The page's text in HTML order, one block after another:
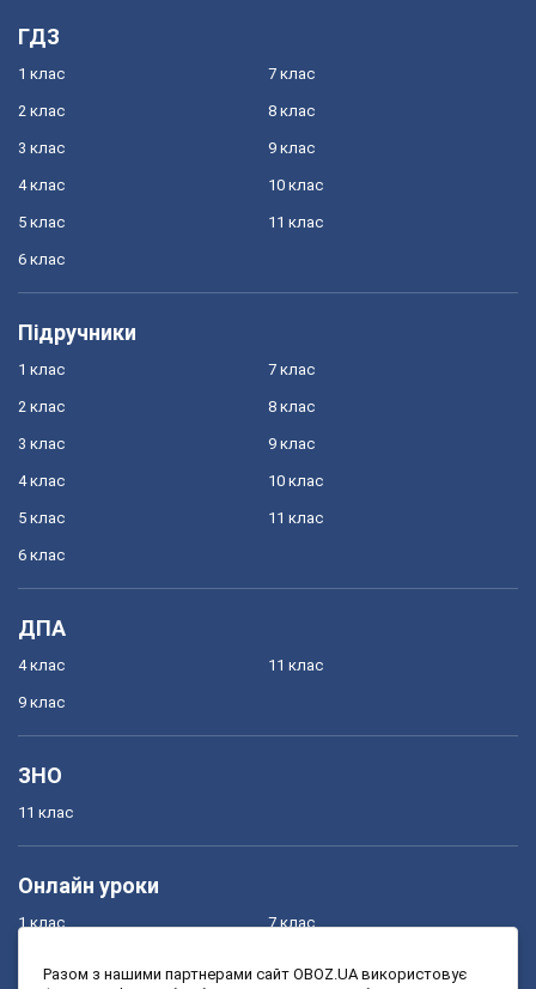
ГДЗ
1 клас
2 клас
3 клас
4 клас
5 клас
6 клас
7 клас
8 клас
9 клас
10 клас
11 клас
Підручники
1 клас
2 клас
3 клас
4 клас
5 клас
6 клас
7 клас
8 клас
9 клас
10 клас
11 клас
ДПА
4 клас
9 клас
11 клас
ЗНО
11 клас
Онлайн уроки
1 клас 7 клас
Разом з нашими партнерами сайт OBOZ.UA використовує